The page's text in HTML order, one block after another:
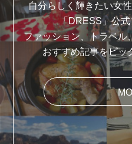
自分らしく輝きたい女
「DRESS」公
ファッション、トラベル
おすすめ記事をピッ